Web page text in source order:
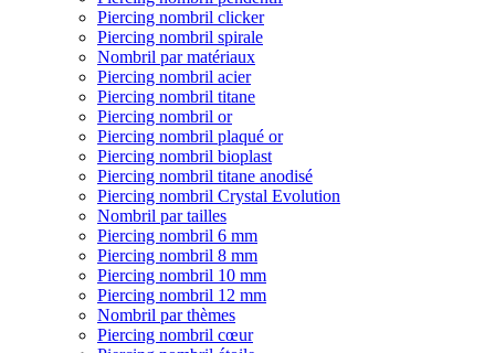
Piercing nombril clicker
Piercing nombril spirale
Nombril par matériaux
Piercing nombril acier
Piercing nombril titane
Piercing nombril or
Piercing nombril plaqué or
Piercing nombril bioplast
Piercing nombril titane anodisé
Piercing nombril Crystal Evolution
Nombril par tailles
Piercing nombril 6 mm
Piercing nombril 8 mm
Piercing nombril 10 mm
Piercing nombril 12 mm
Nombril par thèmes
Piercing nombril cœur